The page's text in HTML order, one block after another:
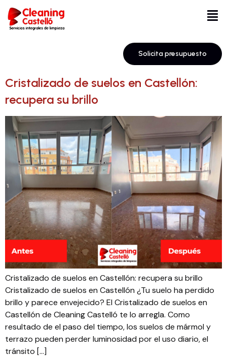
Solicita presupuesto
Cristalizado de suelos en Castellón:
recupera su brillo
Cristalizado de suelos en Castellón: recupera su brillo
Cristalizado de suelos en Castellón ¿Tu suelo ha perdido
brillo y parece envejecido? El Cristalizado de suelos en
Castellón de Cleaning Castelló te lo arregla. Como
resultado de el paso del tiempo, los suelos de mármol y
terrazo pueden perder luminosidad por el uso diario, el
tránsito […]